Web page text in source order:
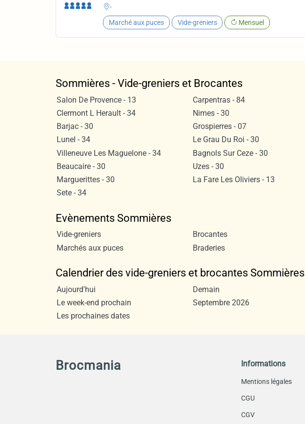
-
Marché aux puces Vide-greniers Mensuel
Sommières - Vide-greniers et Brocantes
Salon De Provence - 13 Carpentras - 84
Clermont L Herault - 34
Nimes - 30
Barjac - 30
Grospierres - 07
Lunel - 34
Le Grau Du Roi - 30
Villeneuve Les Maguelone - 34
Bagnols Sur Ceze - 30
Beaucaire - 30
Uzes - 30
Marguerittes - 30
La Fare Les Oliviers - 13
Sete - 34
Evènements Sommières
Vide-greniers Brocantes
Marchés aux puces
Braderies
Calendrier des vide-greniers et brocantes Sommières
Aujourd'hui Demain
Le week-end prochain
Septembre 2026
Les prochaines dates
Brocmania Informations
Mentions légales
CGU
CGV